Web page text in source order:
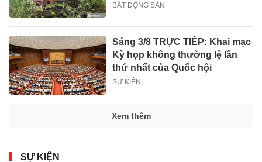
BẤT ĐỘNG SẢN
Sáng 3/8 TRỰC TIẾP: Khai mạc
Kỳ họp không thường lệ lần
thứ nhất của Quốc hội
SỰ KIỆN
Xem thêm
SỰ KIỆN